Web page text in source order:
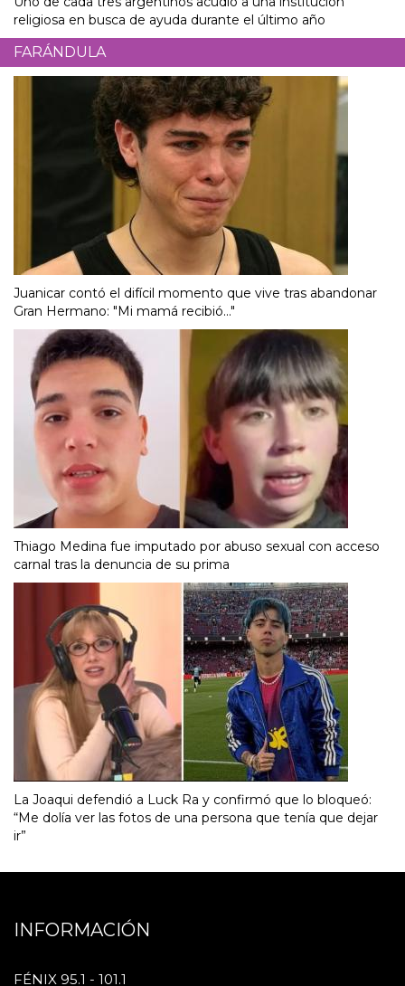
religiosa en busca de ayuda durante el último año
FARÁNDULA
Juanicar contó el difícil momento que vive tras abandonar
Gran Hermano: "Mi mamá recibió..."
Thiago Medina fue imputado por abuso sexual con acceso
carnal tras la denuncia de su prima
La Joaqui defendió a Luck Ra y confirmó que lo bloqueó:
“Me dolía ver las fotos de una persona que tenía que dejar
ir”
INFORMACIÓN
FÉNIX 95.1 - 101.1